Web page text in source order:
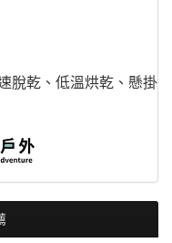
脫乾、低溫烘乾、懸掛